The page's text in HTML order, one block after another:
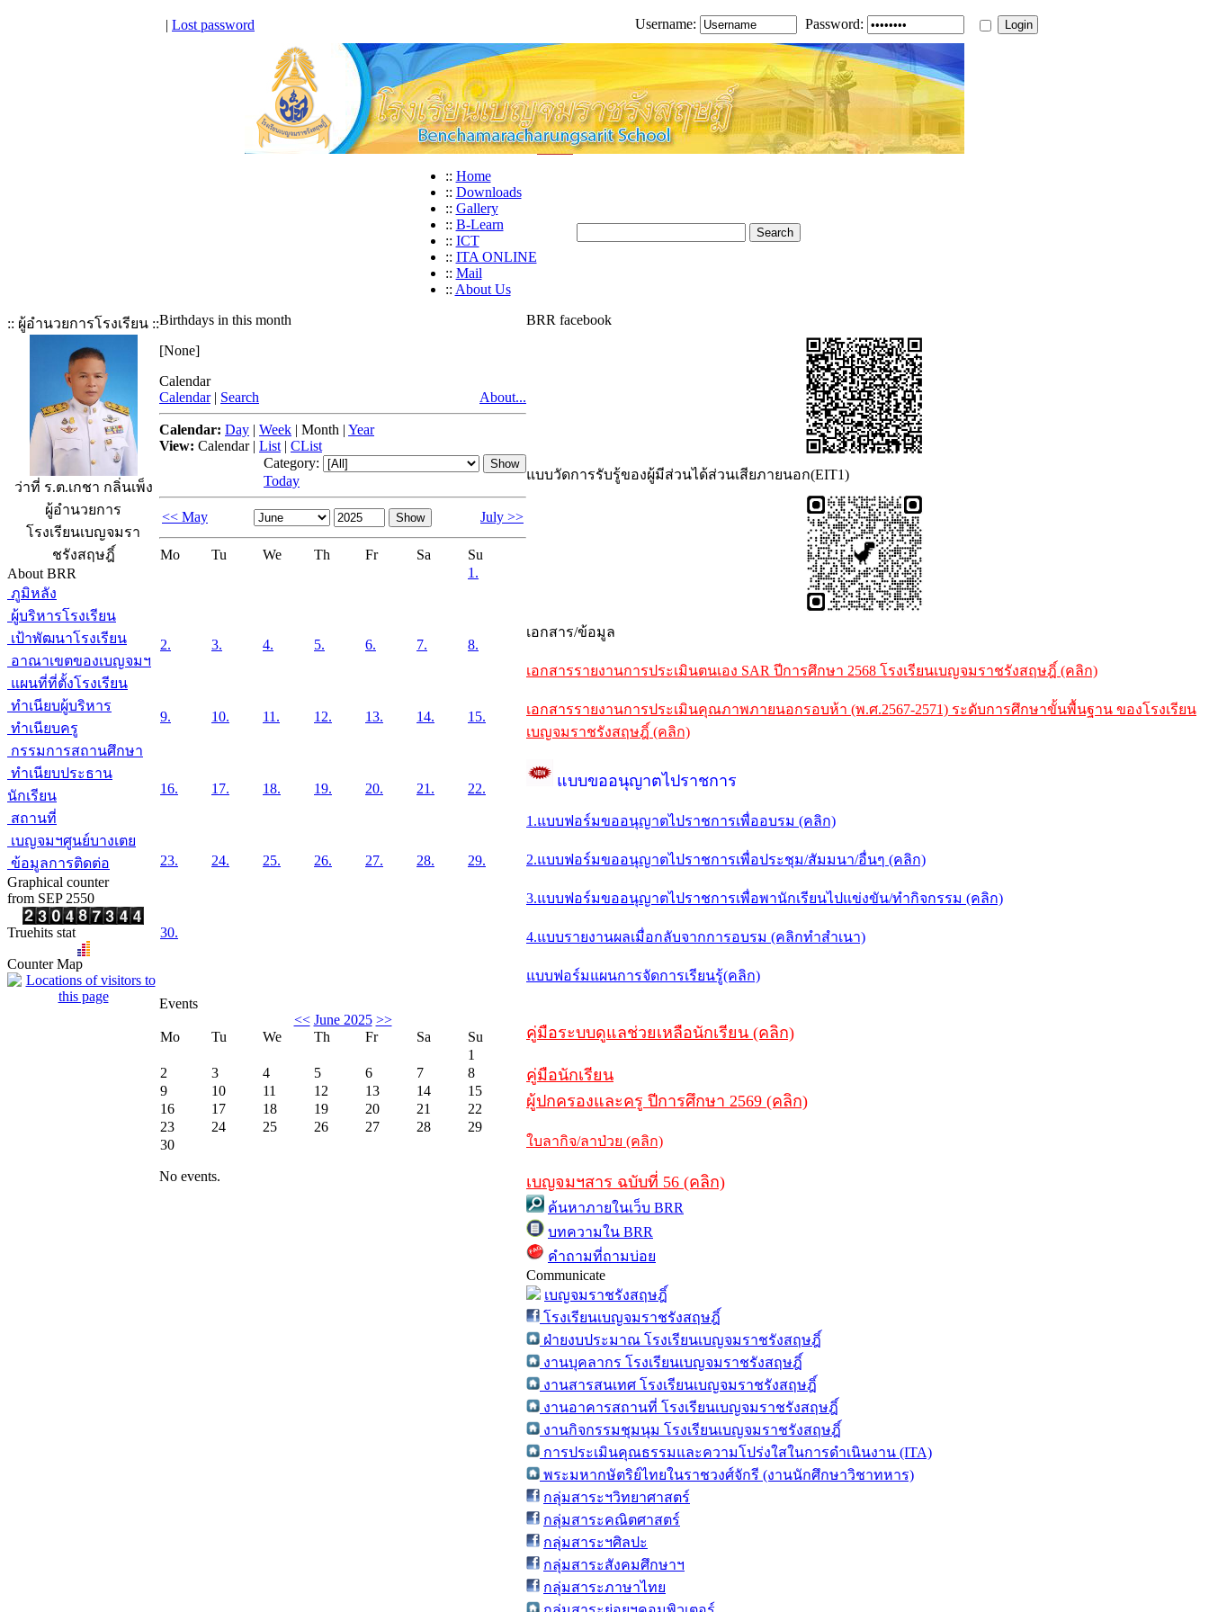
| Lost password Username: Password:
:: Home
:: Downloads
:: Gallery
:: B-Learn
:: ICT
:: ITA ONLINE
:: Mail
:: About Us
:: ผู้อำนวยการโรงเรียน ::
ว่าที่ ร.ต.เกชา กลิ่นเพ็ง
ผู้อำนวยการ
โรงเรียนเบญจมรา
ชรังสฤษฎิ์
About BRR
ภูมิหลัง
ผู้บริหารโรงเรียน
เป้าพัฒนาโรงเรียน
อาณาเขตของเบญจมฯ
แผนที่ที่ตั้งโรงเรียน
ทำเนียบผู้บริหาร
ทำเนียบครู
กรรมการสถานศึกษา
ทำเนียบประธาน
นักเรียน
สถานที่
เบญจมฯศูนย์บางเตย
ข้อมูลการติดต่อ
Graphical counter
from SEP 2550
Truehits stat
Counter Map
Birthdays in this month
[None]
Calendar
Calendar | Search About...
Calendar: Day | Week | Month | Year
View: Calendar| List | CList
Category:
Today
<< May July >>
Mo Tu We Th Fr Sa
Su
1.
2. 3. 4. 5. 6. 7. 8.
9. 10. 11. 12. 13. 14. 15.
16. 17. 18. 19. 20. 21. 22.
23. 24. 25. 26. 27. 28. 29.
30.
Events
<< June 2025 >>
Mo
Tu We Th Fr Sa
Su
1
2
3 4 5 6 7
8
9
10 11 12 13 14
15
16
17 18 19 20 21
22
23
24 25 26 27 28
29
30
No events.
BRR facebook
แบบวัดการรับรู้ของผู้มีส่วนได้ส่วนเสียภายนอก(EIT1)
เอกสาร/ข้อมูล
เอกสารรายงานการประเมินตนเอง SAR ปีการศึกษา 2568 โรงเรียนเบญจมราชรังสฤษฎิ์ (คลิก)
เอกสารรายงานการประเมินคุณภาพภายนอกรอบห้า (พ.ศ.2567-2571) ระดับการศึกษาขั้นพื้นฐาน ของโรงเรียน
เบญจมราชรังสฤษฎิ์ (คลิก)
แบบขออนุญาตไปราชการ
1.แบบฟอร์มขออนุญาตไปราชการเพื่ออบรม (คลิก)
2.แบบฟอร์มขออนุญาตไปราชการเพื่อประชุม/สัมมนา/อื่นๆ (คลิก)
3.แบบฟอร์มขออนุญาตไปราชการเพื่อพานักเรียนไปแข่งขัน/ทำกิจกรรม (คลิก)
4.แบบรายงานผลเมื่อกลับจากการอบรม (คลิกทำสำเนา)
แบบฟอร์มแผนการจัดการเรียนรู้(คลิก)
คู่มือระบบดูแลช่วยเหลือนักเรียน (คลิก)
คู่มือนักเรียน
ผู้ปกครองและครู ปีการศึกษา 2569 (คลิก)
ใบลากิจ/ลาป่วย (คลิก)
เบญจมฯสาร ฉบับที่ 56 (คลิก)
ค้นหาภายในเว็บ BRR
บทความใน BRR
คำถามที่ถามบ่อย
Communicate
เบญจมราชรังสฤษฎิ์
โรงเรียนเบญจมราชรังสฤษฎิ์
ฝ่ายงบประมาณ โรงเรียนเบญจมราชรังสฤษฎิ์
งานบุคลากร โรงเรียนเบญจมราชรังสฤษฎิ์
งานสารสนเทศ โรงเรียนเบญจมราชรังสฤษฎิ์
งานอาคารสถานที่ โรงเรียนเบญจมราชรังสฤษฎิ์
งานกิจกรรมชุมนุม โรงเรียนเบญจมราชรังสฤษฎิ์
การประเมินคุณธรรมและความโปร่งใสในการดำเนินงาน (ITA)
พระมหากษัตริย์ไทยในราชวงศ์จักรี (งานนักศึกษาวิชาทหาร)
กลุ่มสาระฯวิทยาศาสตร์
กลุ่มสาระคณิตศาสตร์
กลุ่มสาระฯศิลปะ
กลุ่มสาระสังคมศึกษาฯ
กลุ่มสาระภาษาไทย